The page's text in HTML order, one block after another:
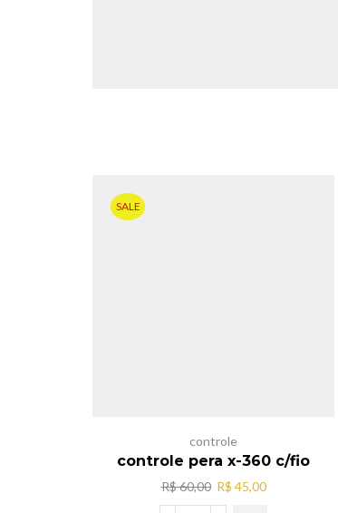
SALE
controle
controle pera x-360 c/fio
R$60,00 O
preço
R$ 45,00O